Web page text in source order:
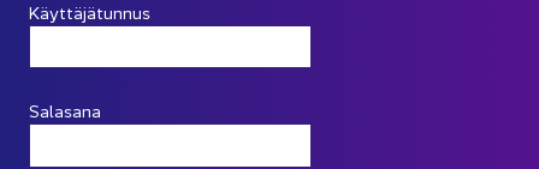
Käyttäjätunnus
Salasana